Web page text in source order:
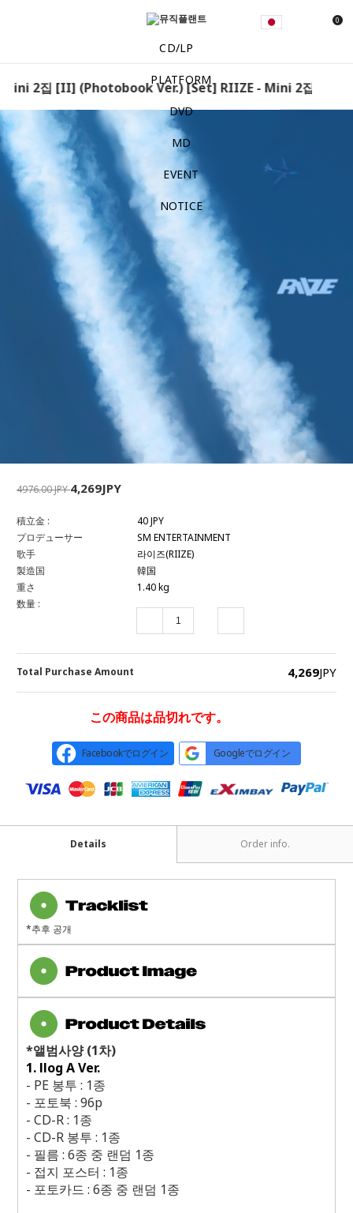
0
CD/LP
PLATFORM
DVD
MD
EVENT
NOTICE
2집 [II] (Photobook Ver.) [Set] RIIZE - Mini 2집 [II]
4976.00 JPY4,269JPY
積立金 :
40 JPY
プロデューサー
SM ENTERTAINMENT
歌手
라이즈(RIIZE)
製造国
韓国
重さ
1.40 kg
数量 :
Total Purchase Amount 4,269JPY
この商品は品切れです。
Facebookでログイン Googleでログイン
Details Order info.
*추후 공개
*앨범사양(1차)
1. llog A Ver.
- PE 봉투 : 1종
- 포토북 : 96p
- CD-R : 1종
- CD-R 봉투 : 1종
- 필름 : 6종 중 랜덤 1종
- 접지 포스터 : 1종
- 포토카드 : 6종 중 랜덤 1종